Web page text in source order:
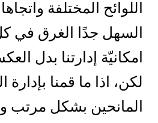
اللوائح المختلفة
السهل جدًا الغرق في
امكانيّة إدارتنا بدل
لكن، اذا ما قمنا بإدارة
المانحين بشكل